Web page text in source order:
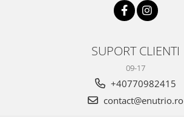
SUPORT CLIENTI
09-17
+40770982415
contact@enutrio.ro